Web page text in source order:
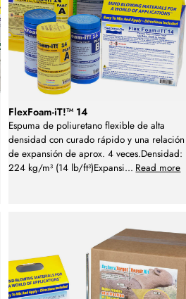
FlexFoam-iT!™ 14
Espuma de poliuretano flexible de alta
densidad con curado rápido y una relación
de expansión de aprox. 4 veces.Densidad:
224 kg/m³ (14 lb/ft³)Expansi... Read more